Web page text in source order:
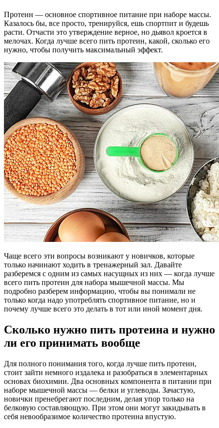
Протеин — основное спортивное питание при наборе массы.
Казалось бы, все просто, тренируйся, ешь спортпит и будешь
расти. Отчасти это утверждение верное, но дьявол кроется в
мелочах. Когда лучше всего пить протеин, какой, сколько его
нужно, чтобы получить максимальный эффект.
Чаще всего эти вопросы возникают у новичков, которые
только начинают ходить в тренажерный зал. Давайте
разберемся с одним из самых насущных из них — когда лучше
всего пить протеин для набора мышечной массы. Мы
подробно разберем информацию, чтобы вы понимали не
только когда надо употреблять спортивное питание, но и
почему лучше всего это делать в тот или иной момент дня.
Сколько нужно пить протеина и нужно
ли его принимать вообще
Для полного понимания того, когда лучше пить протеин,
стоит зайти немного издалека и разобраться в элементарных
основах биохимии. Два основных компонента в питании при
наборе мышечной массы — белки и углеводы. Зачастую,
новички пренебрегают последним, делая упор только на
белковую составляющую. При этом они могут закидывать в
себя невообразимое количество протеина впустую.